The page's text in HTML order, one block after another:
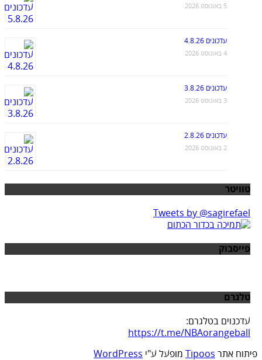
5 באוגוסט 2026
עדכונים 4.8.26
4 באוגוסט 2026
עדכונים 3.8.26
3 באוגוסט 2026
עדכונים 2.8.26
2 באוגוסט 2026
טוויטר
Tweets by @sagirefael
פייסבוק
טלגרם
עדכנוים בטלגרם:
https://t.me/NBAorangeball
פיתוח אתר Tipoos מופעל ע"י WordPress